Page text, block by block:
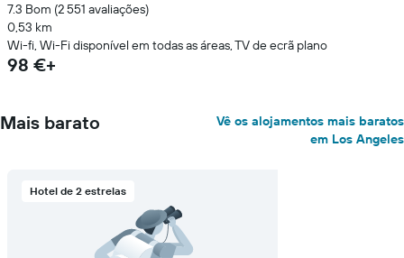
7.3 Bom (2 551 avaliações)
0,53 km
Wi-fi, Wi-Fi disponível em todas as áreas, TV de ecrã plano
98 €+
Mais barato
Vê os alojamentos mais baratos
em Los Angeles
Hotel de 2 estrelas